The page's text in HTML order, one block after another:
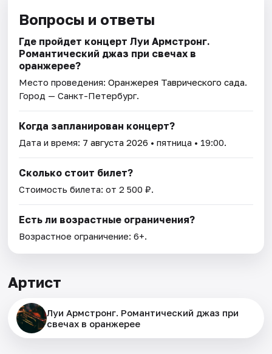
Вопросы и ответы
Где пройдет концерт Луи Армстронг.
Романтический джаз при свечах в
оранжерее?
Место проведения:Оранжерея Таврического сада.
Город — Санкт-Петербург.
Когда запланирован концерт?
Дата и время: 7 августа 2026 • пятница • 19:00.
Сколько стоит билет?
Стоимость билета: от 2 500 ₽.
Есть ли возрастные ограничения?
Возрастное ограничение: 6+.
Артист
Луи Армстронг. Романтический джаз при
свечах в оранжерее